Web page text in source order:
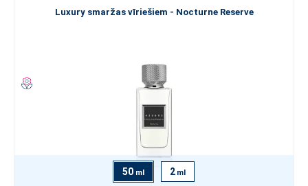
Luxury smaržas vīriešiem - Nocturne Reserve
50 ml 2 ml